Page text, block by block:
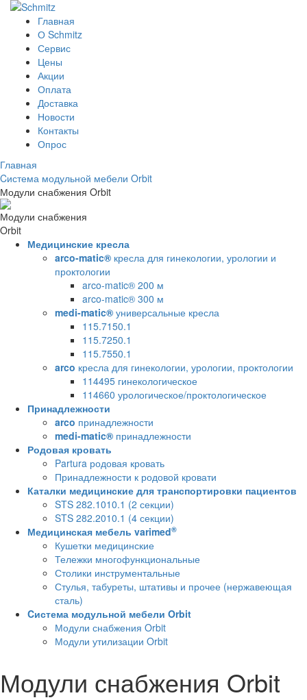
Главная
О Schmitz
Сервис
Цены
Акции
Оплата
Доставка
Новости
Контакты
Опрос
Главная
Cистема модульной мебели Orbit
Модули снабжения Orbit
Модули снабжения
Orbit
Медицинские кресла
arco-matic® кресла для гинекологии, урологии и
проктологии
arco-matic® 200 м
arco-matic® 300 м
medi-matic® универсальные кресла
115.7150.1
115.7250.1
115.7550.1
arco кресла для гинекологии, урологии, проктологии
114495 гинекологическое
114660 урологическое/проктологическое
Принадлежности
arco принадлежности
medi-matic® принадлежности
Родовая кровать
Partura родовая кровать
Принадлежности к родовой кровати
Каталки медицинские для транспортировки пациентов
STS 282.1010.1 (2 секции)
STS 282.2010.1 (4 секции)
Медицинская мебель varimed®
Кушетки медицинские
Тележки многофункциональные
Столики инструментальные
Стулья, табуреты, штативы и прочее (нержавеющая
сталь)
Cистема модульной мебели Orbit
Модули снабжения Orbit
Модули утилизации Orbit
Модули снабжения Orbit